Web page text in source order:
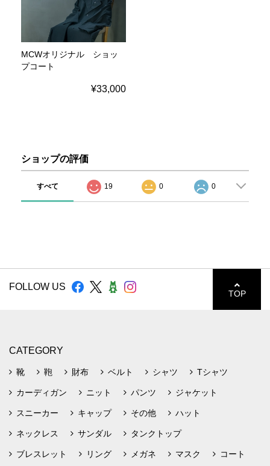
MCWオリジナル ショッ
プコート
¥33,000
ショップの評価
すべて 19 0 0
FOLLOW US
TOP
CATEGORY
靴 鞄 財布 ベルト シャツ Tシャツ
カーディガン ニット パンツ ジャケット
スニーカー キャップ その他 ハット
ネックレス サンダル タンクトップ
ブレスレット リング メガネ マスク コート